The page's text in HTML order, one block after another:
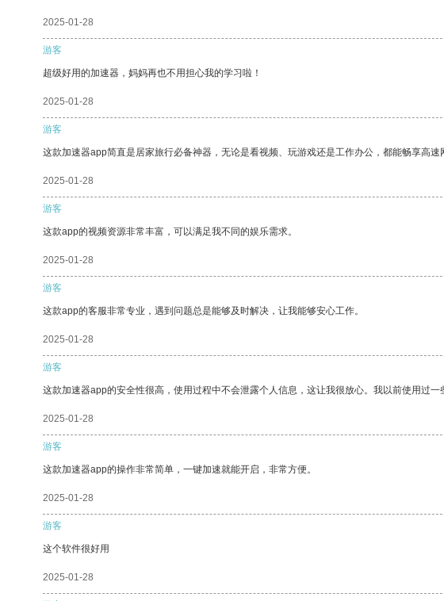
2025-01-28
游客
超级好用的加速器，妈妈再也不用担心我的学习啦！
2025-01-28
游客
这款加速器app简直是居家旅行必备神器，无论是看视频、玩游戏还是工作办公，都能畅享高速
2025-01-28
游客
这款app的视频资源非常丰富，可以满足我不同的娱乐需求。
2025-01-28
游客
这款app的客服非常专业，遇到问题总是能够及时解决，让我能够安心工作。
2025-01-28
游客
这款加速器app的安全性很高，使用过程中不会泄露个人信息，这让我很放心。我以前使用过
2025-01-28
游客
这款加速器app的操作非常简单，一键加速就能开启，非常方便。
2025-01-28
游客
这个软件很好用
2025-01-28